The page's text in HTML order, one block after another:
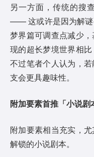
另一方面，传统的搜
—— 这或许是因为解谜
梦界篇可调查点减少
现的超长梦境世界相比
不过笔者个人认为，
支会更具趣味性。
附加要素首推「小说剧
附加要素相当充实，
解锁的小说剧本。